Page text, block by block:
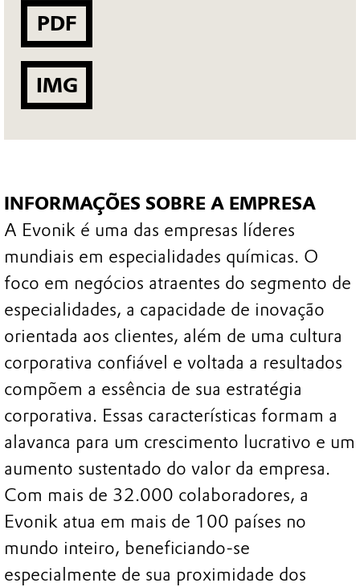
PDF
IMG
INFORMAÇÕES SOBRE A EMPRESA
A Evonik é uma das empresas líderes
mundiais em especialidades químicas. O
foco em negócios atraentes do segmento de
especialidades, a capacidade de inovação
orientada aos clientes, além de uma cultura
corporativa confiável e voltada a resultados
compõem a essência de sua estratégia
corporativa. Essas características formam a
alavanca para um crescimento lucrativo e um
aumento sustentado do valor da empresa.
Com mais de 32.000 colaboradores, a
Evonik atua em mais de 100 países no
mundo inteiro, beneficiando-se
especialmente de sua proximidade dos